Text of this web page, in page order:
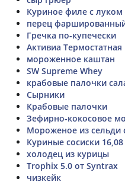
Куриное филе с
перец
Гречка по-купечески
Активиа Термостатная
мороженное каштан
SW Supreme Whey
крабовые палочки
Сырники
Крабовые палочки
Зефирно-кокосовое
Мороженое из сельди
Куриные сосиски 16,08
холодец из курицы
Trophix 5.0 от Syntrax
чизкейк